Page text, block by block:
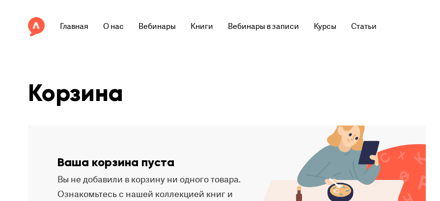
Главная О нас Вебинары Книги Вебинары в записи Курсы Статьи
Корзина
Ваша корзина пуста
Вы не добавили в корзину ни одного товара.
Ознакомьтесь с нашей коллекцией книг и